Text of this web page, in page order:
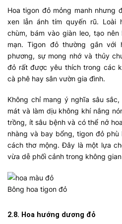
Hoa tigon đỏ mỏng manh nhưng
xen lẫn ánh tím quyến rũ. Loài
chùm, bám vào giàn leo, tạo
mạn. Tigon đỏ thường gắn với
phương, sự mong nhớ và thủy
đỏ rất được yêu thích trong các
cà phê hay sân vườn gia đình.
Không chỉ mang ý nghĩa sâu
mát và làm dịu không khí nắng
trồng, ít sâu bệnh và có thể nở
nhàng và bay bổng, tigon đỏ
cách thơ mộng. Đây là một lựa
vừa dễ phối cảnh trong không
Bông hoa tigon đỏ
2.8. Hoa hướng dương đỏ